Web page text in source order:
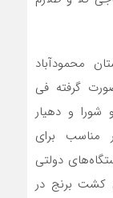
محمودآباد
گرفته فی
شورا و دهیار
مناسب برای
دولتی
کشت برنج در